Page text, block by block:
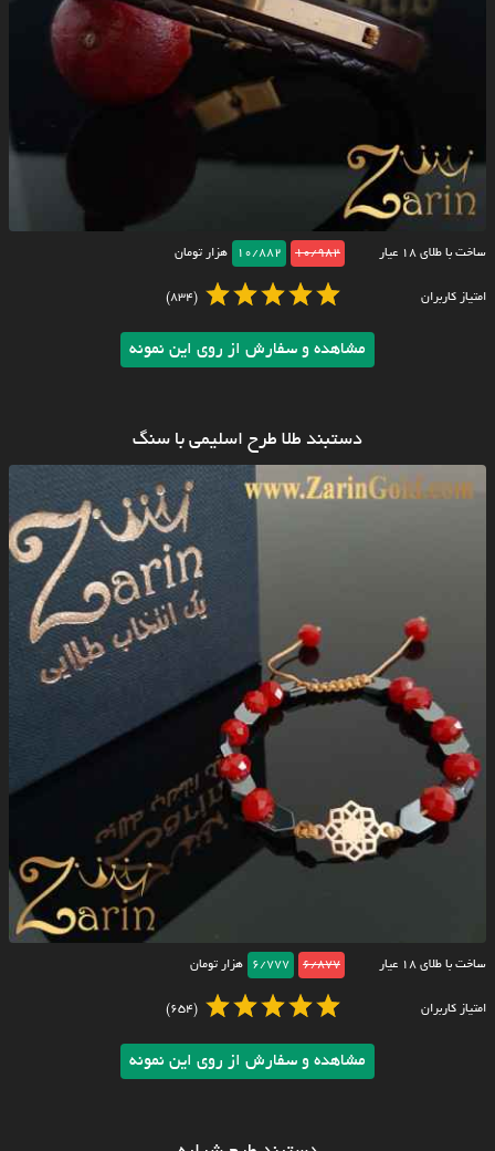
ساخت با طلای ۱۸ عیار 10/982
10/882 هزار تومان
امتیاز کاربران (834)
مشاهده و سفارش از روی این نمونه
دستبند طلا طرح اسلیمی با سنگ
ساخت با طلای ۱۸ عیار 6/877
6/777 هزار تومان
امتیاز کاربران (654)
مشاهده و سفارش از روی این نمونه